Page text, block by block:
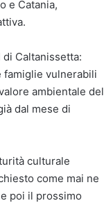
e Catania,
Caltanissetta:
famiglie vulnerabili
ambientale del
dal mese di
culturale
come mai ne
poi il prossimo